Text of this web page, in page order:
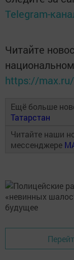
Telegram-
Читайте
https://
Ещё больше
Татарстан
Читайте наши
мессенджере